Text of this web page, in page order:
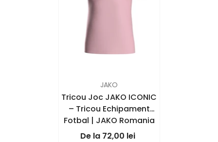
JAKO
Tricou Joc JAKO ICONIC
– Tricou Echipament
Fotbal | JAKO Romania
- dusky pink/soft
72,00 lei